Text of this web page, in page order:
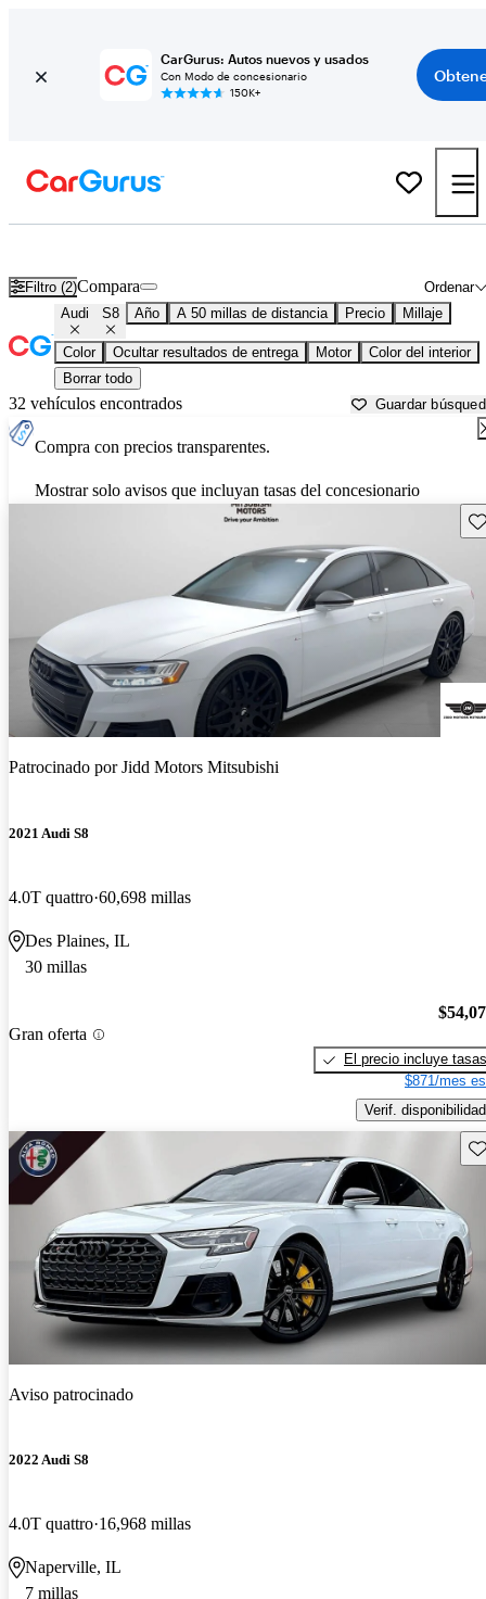
CarGurus: Autos nuevos y usados
Con Modo de concesionario
150K+
Filtro (2) Ordenar
Compara
Audi S8 Año A 50 millas de distancia Precio Millaje
Color Ocultar resultados de entrega Motor
Color del interior
Borrar todo
32 vehículos encontrados Guardar
Compra con precios transparentes.
Mostrar solo avisos que incluyan tasas del concesionario
Patrocinado porJidd Motors Mitsubishi
2021 Audi S8
4.0T quattro 60,698 millas
Des Plaines, IL
30 millas
Gran oferta
El precio incluye tasas
$871/mes
Verif. disponibilidad
Aviso patrocinado
2022 Audi S8
4.0T quattro 16,968 millas
Naperville, IL
7 millas